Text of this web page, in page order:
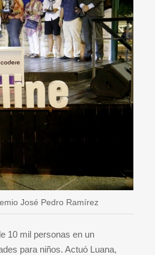
José Pedro Ramírez
10 mil personas en un
para niños. Actuó Luana,